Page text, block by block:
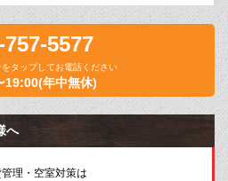
757-5577
タップしてお電話ください
19:00(年中無休)
へ
理・空室対策は